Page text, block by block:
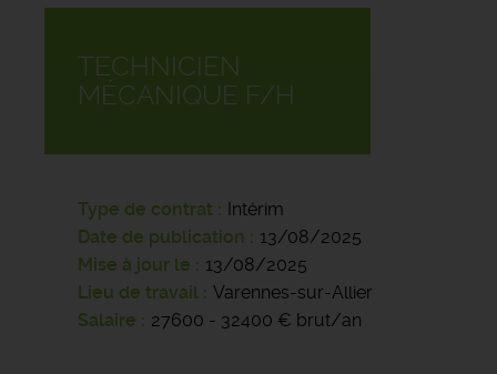
TECHNICIEN
MÉCANIQUE F/H
Type de contrat
Intérim
Date de publication
13/08/2025
Mise à jour le
13/08/2025
Lieu de travail
Varennes-sur-Allier
Salaire
27600 - 32400 € brut/an